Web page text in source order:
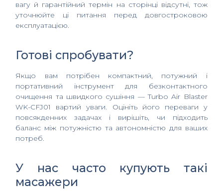
вагу й гарантійний термін на сторінці відсутні, тож
уточнюйте ці питання перед довгостроковою
експлуатацією.
Готові спробувати?
Якщо вам потрібен компактний, потужний і
портативний інструмент для безконтактного
очищення та швидкого сушіння — Turbo Air Blaster
WK-CFJ01 вартий уваги. Оцініть його переваги у
повсякденних задачах і вирішіть, чи підходить
баланс між потужністю та автономністю для ваших
потреб.
У нас часто купують такі
масажери